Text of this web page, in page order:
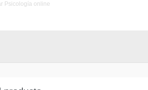
Psicología online